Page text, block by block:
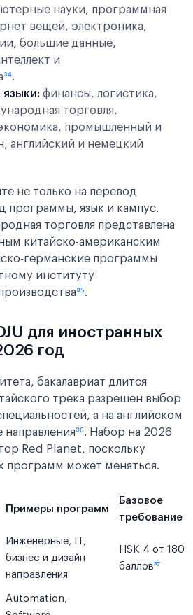
науки, программная
вещей, электроника,
большие данные,
и
³⁴.
языки: финансы, логистика,
торговля,
промышленный и
английский и немецкий
не только на перевод
программы, язык и кампус.
торговля представлена
китайско-американским
германские программы
институту
³⁵.
для иностранных
год
бакалавриат длится
трека разрешен выбор
а на английском
направления³⁶. Набор на 2026
Red Planet, поскольку
программ может меняться.
Примеры программ
Базовое
требование
Инженерные, IT,
бизнес и дизайн
направления
HSK 4 от 180
баллов³⁷
Automation,